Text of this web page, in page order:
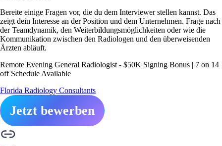
Bereite einige Fragen vor, die du dem Interviewer stellen kannst. Das
zeigt dein Interesse an der Position und dem Unternehmen. Frage nach
der Teamdynamik, den Weiterbildungsmöglichkeiten oder wie die
Kommunikation zwischen den Radiologen und den überweisenden
Ärzten abläuft.
Remote Evening General Radiologist - $50K Signing Bonus | 7 on 14
off Schedule Available
Florida Radiology Consultants
Jetzt bewerben